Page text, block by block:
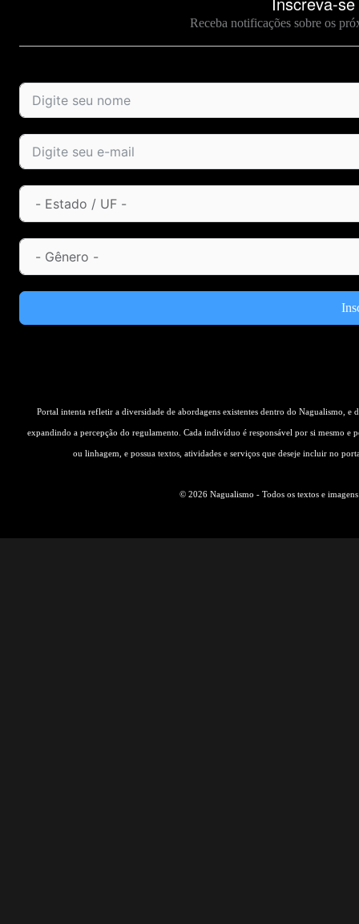
Receba notificações sobre os
Portal intenta refletir a diversidade de abordagens existentes dentro do Nagualismo, e
expandindo a percepção do regulamento. Cada indivíduo é responsável por si mesmo
ou linhagem, e possua textos, atividades e serviços que deseje incluir no
© 2026 Nagualismo - Todos os textos e